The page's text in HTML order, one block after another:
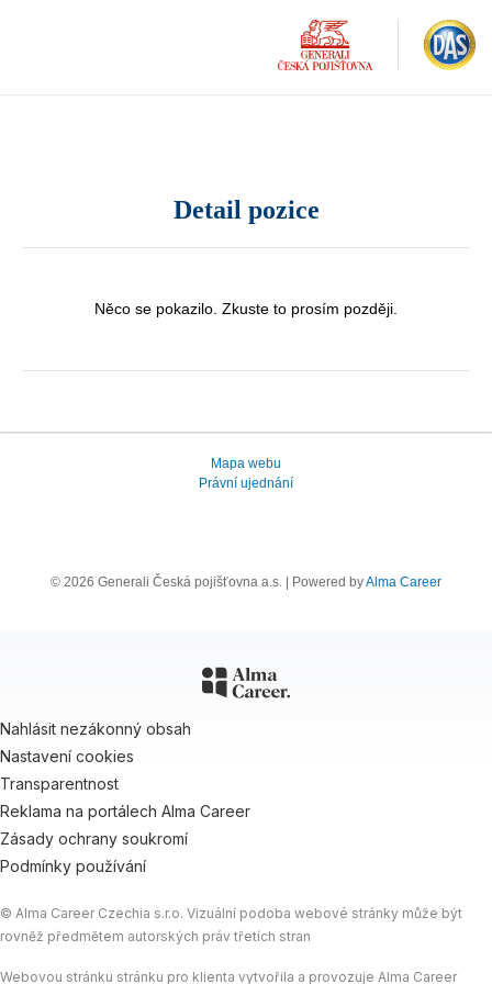
Detail pozice
Něco se pokazilo. Zkuste to prosím později.
© 2026 Generali Česká pojišťovna a.s. | Powered byAlma Career
Mapa webu
Právní ujednání
Nahlásit nezákonný obsah
Nastavení cookies
Transparentnost
Reklama na portálech Alma Career
Zásady ochrany soukromí
Podmínky používání
© Alma Career Czechia s.r.o. Vizuální podoba webové stránky může být
rovněž předmětem autorských práv třetích stran
Webovou stránku stránku pro klienta vytvořila a provozuje Alma Career